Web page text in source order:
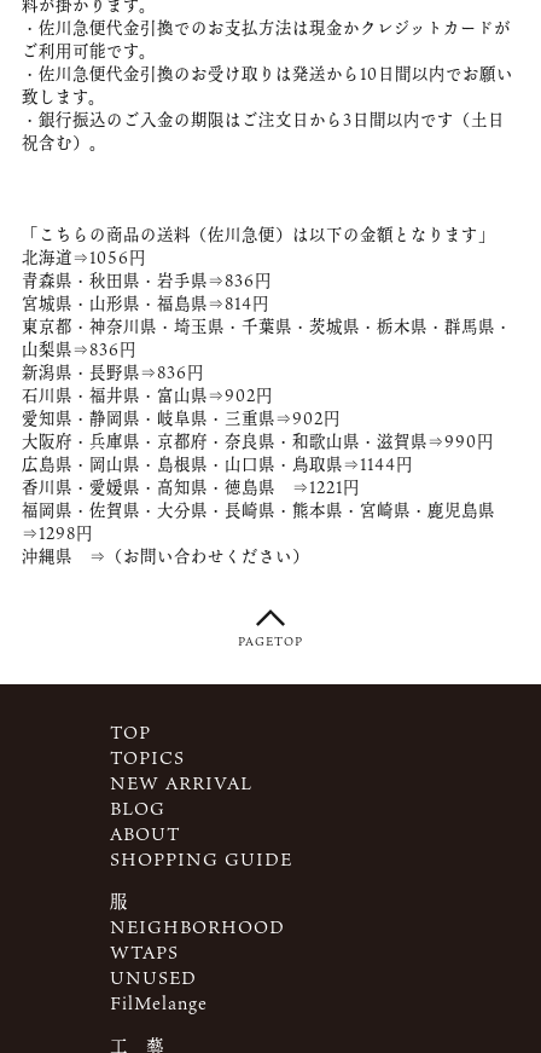
料が掛かります。
・佐川急便代金引換でのお支払方法は現金かクレジットカードが
ご利用可能です。
・佐川急便代金引換のお受け取りは発送から10日間以内でお願い
致します。
・銀行振込のご入金の期限はご注文日から3日間以内です（土日
祝含む）。
「こちらの商品の送料（佐川急便）は以下の金額となります」
北海道⇒1056円
青森県・秋田県・岩手県⇒836円
宮城県・山形県・福島県⇒814円
東京都・神奈川県・埼玉県・千葉県・茨城県・栃木県・群馬県・
山梨県⇒836円
新潟県・長野県⇒836円
石川県・福井県・富山県⇒902円
愛知県・静岡県・岐阜県・三重県⇒902円
大阪府・兵庫県・京都府・奈良県・和歌山県・滋賀県⇒990円
広島県・岡山県・島根県・山口県・鳥取県⇒1144円
香川県・愛媛県・高知県・徳島県 ⇒1221円
福岡県・佐賀県・大分県・長崎県・熊本県・宮崎県・鹿児島県
⇒1298円
沖縄県 ⇒（お問い合わせください）
PAGETOP
TOP
TOPICS
NEW ARRIVAL
BLOG
ABOUT
SHOPPING GUIDE
服
NEIGHBORHOOD
WTAPS
UNUSED
FilMelange
工 藝